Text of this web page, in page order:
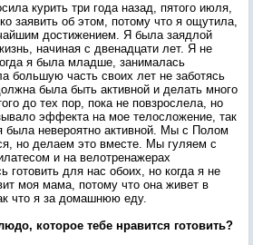
курить три года назад, пятого июля,
заявить об этом, потому что я ощутила,
достижением. Я была заядлой
начиная с двенадцати лет. Я не
я была младше, занималась
большую часть своих лет не заботясь
была быть активной и делать много
до тех пор, пока не повзрослела, но
эффекта на мое телосложение, так
была невероятно активной. Мы с Полом
но делаем это вместе. Мы гуляем с
и на велотренажерах
для нас обоих, но когда я не
моя мама, потому что она живет в
что я за домашнюю еду.
которое тебе нравится готовить?